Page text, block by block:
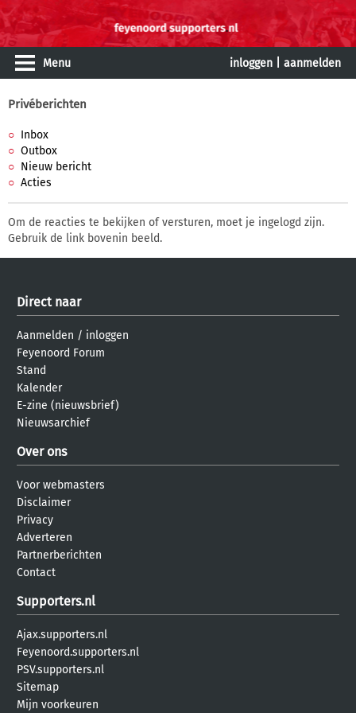
Menu inloggen aanmelden
Privéberichten
Inbox
Outbox
Nieuw bericht
Acties
Om de reacties te bekijken of versturen, moet je ingelogd zijn.
Gebruik de link bovenin beeld.
Direct naar
Aanmelden / inloggen
Feyenoord Forum
Stand
Kalender
E-zine (nieuwsbrief)
Nieuwsarchief
Over ons
Voor webmasters
Disclaimer
Privacy
Adverteren
Partnerberichten
Contact
Supporters.nl
Ajax.supporters.nl
Feyenoord.supporters.nl
PSV.supporters.nl
Sitemap
Mijn voorkeuren